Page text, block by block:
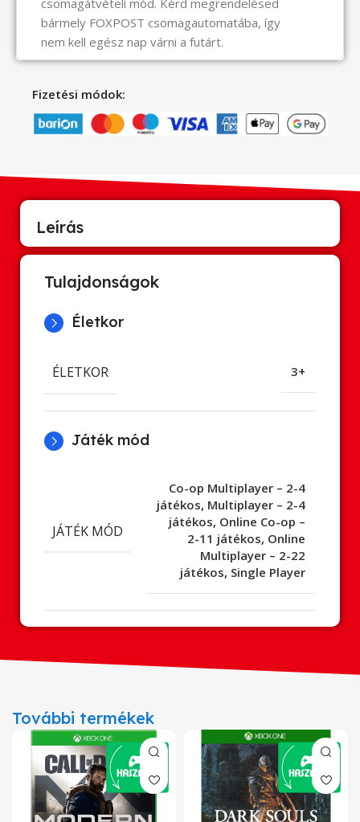
bármely FOXPOST csomagautomatába, így
nem kell egész nap várni a futárt.
Fizetési módok:
Leírás
Tulajdonságok
Életkor
ÉLETKOR 3+
Játék mód
JÁTÉK MÓD
Co-op Multiplayer – 2-4
játékos, Multiplayer – 2-4
játékos, Online Co-op –
2-11 játékos, Online
Multiplayer – 2-22
játékos, Single Player
További termékek